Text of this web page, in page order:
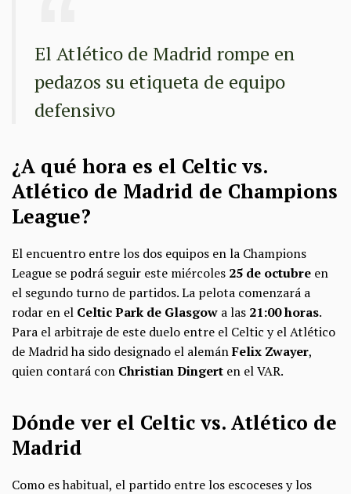
El Atlético de Madrid rompe en
pedazos su etiqueta de equipo
defensivo
¿A qué hora es el Celtic vs.
Atlético de Madrid de Champions
League?
El encuentro entre los dos equipos en la Champions
League se podrá seguir este miércoles 25 de octubre en
el segundo turno de partidos. La pelota comenzará a
rodar en el Celtic Park de Glasgow a las 21:00 horas.
Para el arbitraje de este duelo entre el Celtic y el Atlético
de Madrid ha sido designado el alemánFelix Zwayer,
quien contará con Christian Dingert en el VAR.
Dónde ver el Celtic vs. Atlético de
Madrid
Como es habitual, el partido entre los escoceses y los